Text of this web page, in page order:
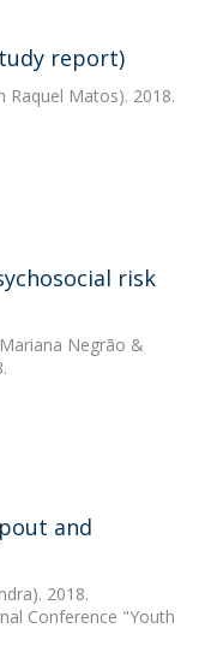
report)
Raquel Matos). 2018.
risk
Mariana Negrão &
and
2018.
Conference "Youth